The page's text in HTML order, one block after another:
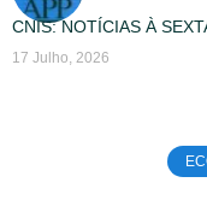
CNIS: NOTÍCIAS À
17 Julho, 2026